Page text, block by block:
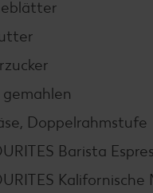
gemahlen
Doppelrahmstufe
Barista
Kalifornische